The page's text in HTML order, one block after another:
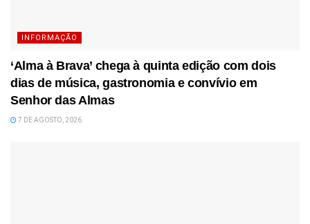
INFORMAÇÃO
‘Alma à Brava’ chega à quinta edição com dois
dias de música, gastronomia e convívio em
Senhor das Almas
7 DE AGOSTO, 2026